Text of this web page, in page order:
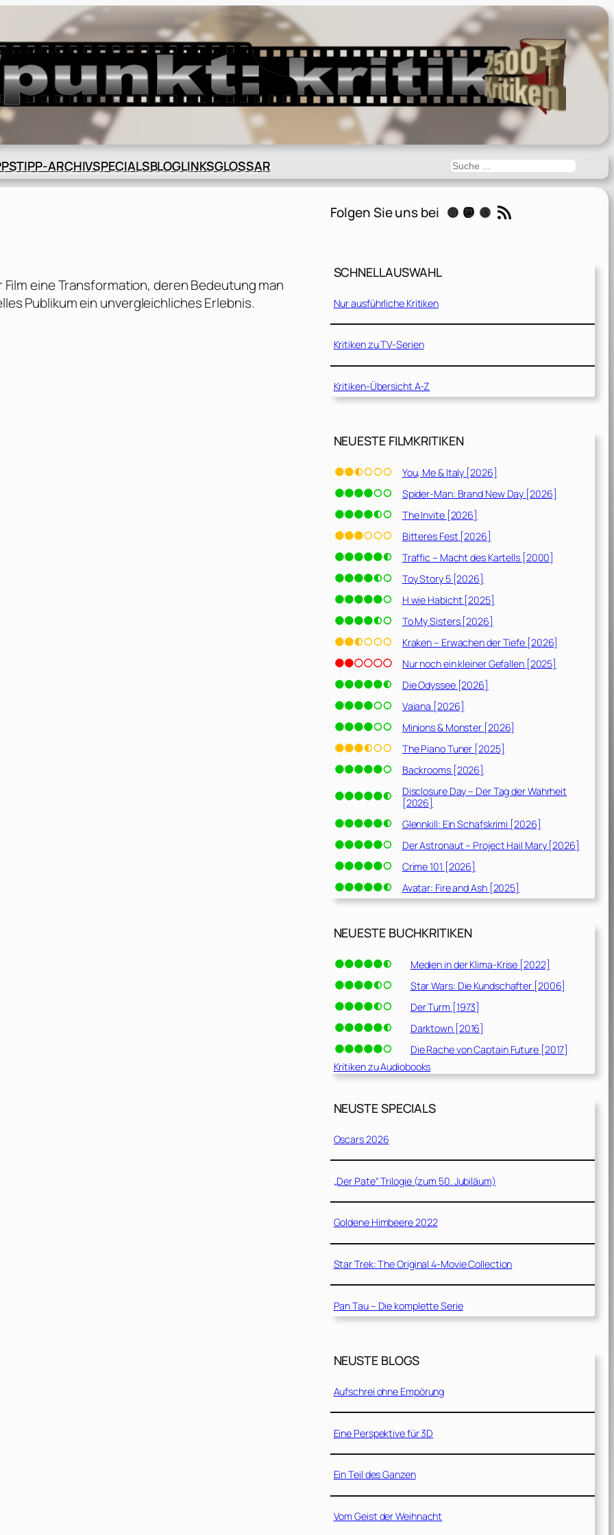
TIPP-ARCHIVSPECIALSBLOGLINKSGLOSSAR Suchen
eine Transformation, deren Bedeutung man
Publikum ein unvergleichliches Erlebnis.
Folgen Sie uns bei Instagram Mastodon Threads RSS-Feed
SCHNELLAUSWAHL
Nur ausführliche Kritiken
Kritiken zu TV-Serien
Kritiken-Übersicht A-Z
NEUESTE FILMKRITIKEN
You, Me & Italy [2026]
Spider-Man: Brand New Day [2026]
The Invite [2026]
Bitteres Fest [2026]
Traffic – Macht des Kartells [2000]
Toy Story 5 [2026]
H wie Habicht [2025]
To My Sisters [2026]
Kraken – Erwachen der Tiefe [2026]
Nur noch ein kleiner Gefallen [2025]
Die Odyssee [2026]
Vaiana [2026]
Minions & Monster [2026]
The Piano Tuner [2025]
Backrooms [2026]
Disclosure Day – Der Tag der Wahrheit
[2026]
Glennkill: Ein Schafskrimi [2026]
Der Astronaut – Project Hail Mary [2026]
Crime 101 [2026]
Avatar: Fire and Ash [2025]
NEUESTE BUCHKRITIKEN
Medien in der Klima-Krise [2022]
Star Wars: Die Kundschafter [2006]
Der Turm [1973]
Darktown [2016]
Die Rache von Captain Future [2017]
Kritiken zu Audiobooks
NEUSTE SPECIALS
Oscars 2026
„Der Pate“ Trilogie (zum 50. Jubiläum)
Goldene Himbeere 2022
Star Trek: The Original 4-Movie Collection
Pan Tau – Die komplette Serie
NEUSTE BLOGS
Aufschrei ohne Empörung
Eine Perspektive für 3D
Ein Teil des Ganzen
Vom Geist der Weihnacht